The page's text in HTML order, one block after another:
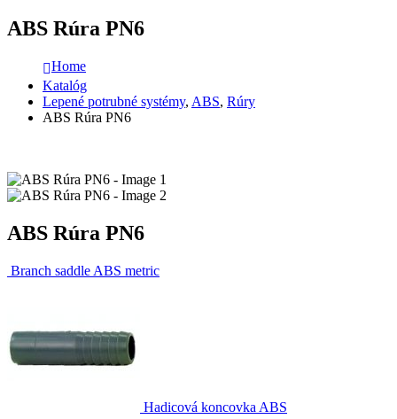
ABS Rúra PN6
Home
Katalóg
Lepené potrubné systémy, ABS, Rúry
ABS Rúra PN6
ABS Rúra PN6
Branch saddle ABS metric
Hadicová koncovka ABS